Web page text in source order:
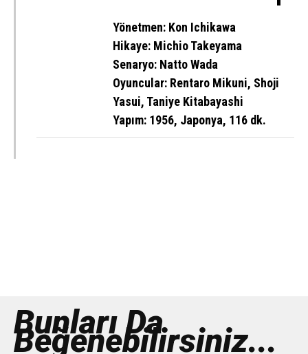
Yönetmen: Kon Ichikawa
Hikaye: Michio Takeyama
Senaryo: Natto Wada
Oyuncular: Rentaro Mikuni, Shoji
Yasui, Taniye Kitabayashi
Yapım: 1956, Japonya, 116 dk.
Bunları Da
Beğenebilirsiniz...